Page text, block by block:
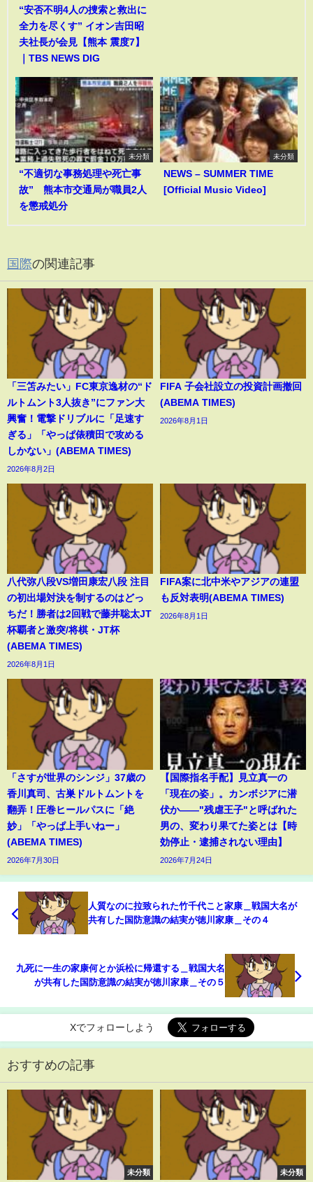
“安否不明4人の捜索と救出に
全力を尽くす” イオン吉田昭
夫社長が会見【熊本 震度7】
｜TBS NEWS DIG
未分類
“不適切な事務処理や死亡事
故” 熊本市交通局が職員2人
を懲戒処分
未分類
NEWS – SUMMER TIME
[Official Music Video]
国際の関連記事
「三笘みたい」FC東京逸材の“ド
ルトムント3人抜き”にファン大
興奮！電撃ドリブルに「足速す
ぎる」「やっぱ俵積田で攻める
しかない」(ABEMA TIMES)
2026年8月2日
FIFA 子会社設立の投資計画撤回
(ABEMA TIMES)
2026年8月1日
八代弥八段VS増田康宏八段 注目
の初出場対決を制するのはどっ
ちだ！勝者は2回戦で藤井聡太JT
杯覇者と激突/将棋・JT杯
(ABEMA TIMES)
2026年8月1日
FIFA案に北中米やアジアの連盟
も反対表明(ABEMA TIMES)
2026年8月1日
「さすが世界のシンジ」37歳の
香川真司、古巣ドルトムントを
翻弄！圧巻ヒールパスに「絶
妙」「やっぱ上手いねー」
(ABEMA TIMES)
2026年7月30日
【国際指名手配】見立真一の
「現在の姿」。カンボジアに潜
伏か――"残虐王子"と呼ばれた
男の、変わり果てた姿とは【時
効停止・逮捕されない理由】
2026年7月24日
人質なのに拉致られた竹千代こと家康＿戦国大名が
共有した国防意識の結実が徳川家康＿その４
九死に一生の家康何とか浜松に帰還する＿戦国大名
が共有した国防意識の結実が徳川家康＿その５
Xでフォローしよう
おすすめの記事
未分類 未分類